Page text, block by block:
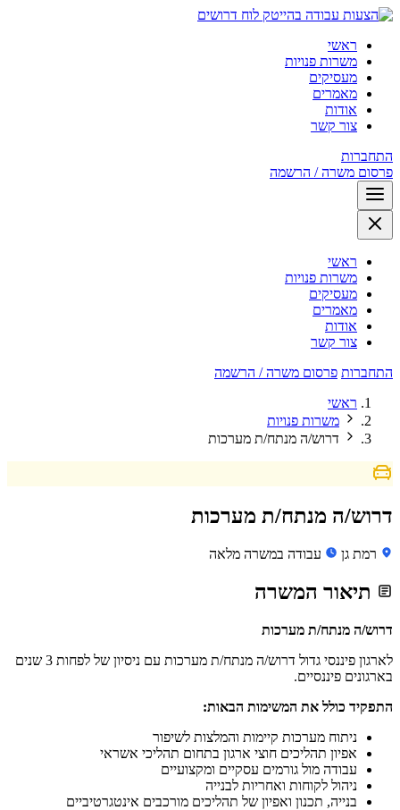
לוח דרושים
ראשי
משרות פנויות
מעסיקים
מאמרים
אודות
צור קשר
התחברות
פרסום משרה / הרשמה
ראשי
משרות פנויות
מעסיקים
מאמרים
אודות
צור קשר
התחברות פרסום משרה / הרשמה
ראשי
משרות פנויות
דרוש/ה מנתח/ת מערכות
דרוש/ה מנתח/ת מערכות
רמת גן עבודה במשרה מלאה
תיאור המשרה
דרוש/ה מנתח/ת מערכות
לארגון פיננסי גדול דרוש/ה מנתח/ת מערכות עם ניסיון של לפחות 3 שנים
בארגונים פיננסיים.
התפקיד כולל את המשימות הבאות:
ניתוח מערכות קיימות והמלצות לשיפור
אפיון תהליכים חוצי ארגון בתחום תהליכי אשראי
עבודה מול גורמים עסקיים ומקצועיים
ניהול לקוחות ואחריות לבנייה
בנייה, תכנון ואפיון של תהליכים מורכבים אינטגרטיביים